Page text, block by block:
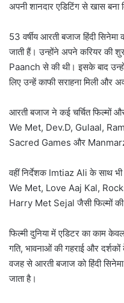
अपनी शानदार एडिटिंग से खास बना
53 वर्षीय आरती बजाज हिंदी सिनेमा
जाती हैं। उन्होंने अपने करियर
Paanch से की थी। इसके बाद
लिए उन्हें काफी सराहना मिली और
आरती बजाज ने कई चर्चित फिल्मों
We Met, Dev.D, Gulaal,
Sacred Games और
वहीं निर्देशक Imtiaz Ali के साथ भी
We Met, Love Aaj Kal,
Harry Met Sejal जैसी फिल्मों की
फिल्मी दुनिया में एडिटर का काम
गति, भावनाओं की गहराई और
वजह से आरती बजाज को हिंदी
जाता है।